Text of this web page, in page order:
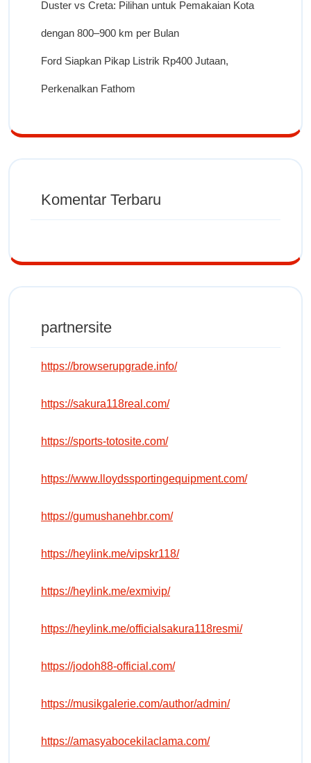
Duster vs Creta: Pilihan untuk Pemakaian Kota
dengan 800–900 km per Bulan
Ford Siapkan Pikap Listrik Rp400 Jutaan,
Perkenalkan Fathom
Komentar Terbaru
partnersite
https://browserupgrade.info/
https://sakura118real.com/
https://sports-totosite.com/
https://www.lloydssportingequipment.com/
https://gumushanehbr.com/
https://heylink.me/vipskr118/
https://heylink.me/exmivip/
https://heylink.me/officialsakura118resmi/
https://jodoh88-official.com/
https://musikgalerie.com/author/admin/
https://amasyabocekilaclama.com/